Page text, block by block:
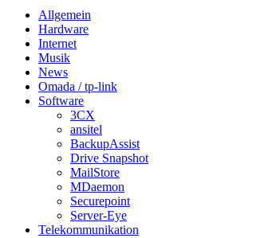
Allgemein
Hardware
Internet
Musik
News
Omada / tp-link
Software
3CX
ansitel
BackupAssist
Drive Snapshot
MailStore
MDaemon
Securepoint
Server-Eye
Telekommunikation